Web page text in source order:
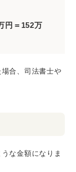
円＝152万
合、司法書士や
な金額になりま